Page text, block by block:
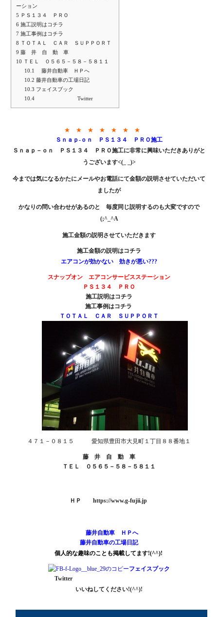
ーション
5 ＰＳ１３４ ＰＲＯ
6 施工説明はコチラ
7 施工事例はコチラ
8 ＴＯＴＡＬ ＣＡＲ ＳＵＰＰＯＲＴ
9 藤 井 自 動 車
10 ＴＥＬ ０５６５－５８－５８１１
10.1
藤井自動車 ＨＰへ
10.2 藤井自動車の工場日記
10.3 フェイスブック
10.4 Twitter
★ ★ ★ ★ ★ ★ ★
Ｓｎａｐ-ｏｎ ＰＳ１３４ ＰＲＯ施工
Ｓｎａｐ－ｏｎ ＰＳ１３４ ＰＲＯ施工に非常に興味いただきありがと
うございます<(_ _)>
今までは気になるかたにメールやお電話にて金額の説明させていただいて
ましたが
かなりの問い合わせがあるのと 毎度同じ説明するのも大変ですので
(;^_^A
施工金額の説明させていただきます
施工金額の説明はコチラ
エアコンが効かない 効きが悪い???
スナップオン エアコンサービスステーション
ＰＳ１３４ ＰＲＯ
施工説明はコチラ
施工事例はコチラ
ＴＯＴＡＬ ＣＡＲ ＳＵＰＰＯＲＴ
４７１－０８１５ 愛知県豊田市大見町１丁目８８番地１
藤 井 自 動 車
ＴＥＬ ０５６５－５８－５８１１
ＨＰ https://www.g-fujii.jp
藤井自動車 ＨＰへ
藤井自動車の工場日記
個人的な趣味のことも掲載してます!(^^)!
フェイスブック
Twitter
いいねしてください!(^^)!